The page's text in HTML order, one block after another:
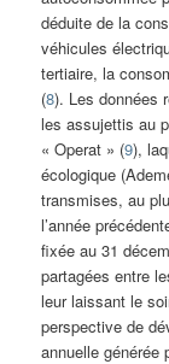
déduite de la
véhicules
tertiaire, la
(8). Les données
les assujettis au
« Operat » (9),
écologique
transmises, au
l’année
fixée au 31
partagées entre
leur laissant le
perspective de
annuelle générée